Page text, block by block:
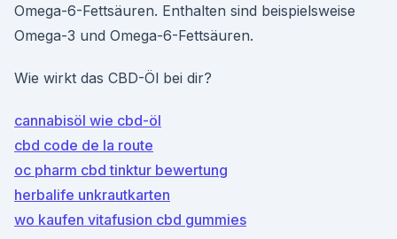
Omega-6-Fettsäuren. Enthalten sind beispielsweise
Omega-3 und Omega-6-Fettsäuren.
Wie wirkt das CBD-Öl bei dir?
cannabisöl wie cbd-öl
cbd code de la route
oc pharm cbd tinktur bewertung
herbalife unkrautkarten
wo kaufen vitafusion cbd gummies